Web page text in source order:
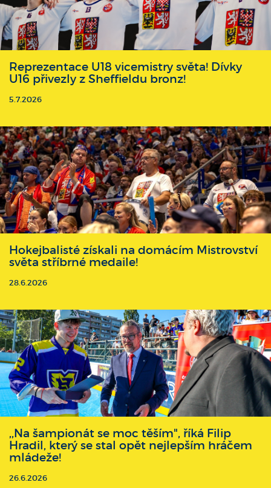
Reprezentace U18 vicemistry světa! Dívky
U16 přivezly z Sheffieldu bronz!
5.7.2026
Hokejbalisté získali na domácím Mistrovství
světa stříbrné medaile!
28.6.2026
,,Na šampionát se moc těším", říká Filip
Hradil, který se stal opět nejlepším hráčem
mládeže!
26.6.2026